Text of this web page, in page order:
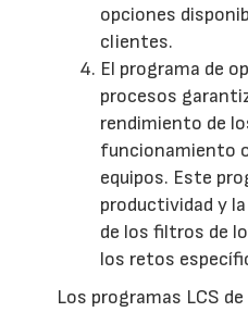
opciones
clientes.
El programa de
procesos
rendimiento de
funcionamiento
equipos. Este
productividad y
de los filtros de
los retos
Los programas LCS